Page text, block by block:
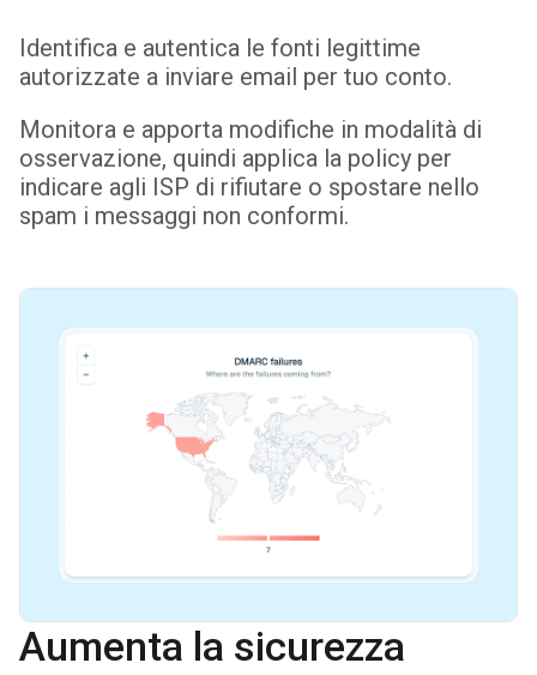
Identifica e autentica le fonti legittime
autorizzate a inviare email per tuo conto.
Monitora e apporta modifiche in modalità di
osservazione, quindi applica la policy per
indicare agli ISP di rifiutare o spostare nello
spam i messaggi non conformi.
Aumenta la sicurezza